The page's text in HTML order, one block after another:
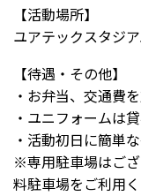
【活動場所】
ユアテックスタジ
【待遇・その他】
・お弁当、交通費
・ユニフォームは
・活動初日に簡単
※専用駐車場はご
料駐車場をご利用く